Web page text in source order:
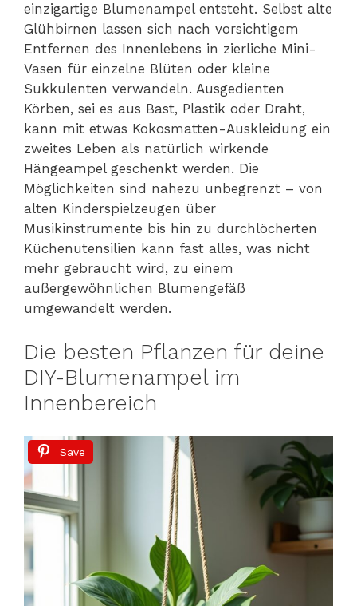
einzigartige Blumenampel entsteht. Selbst alte
Glühbirnen lassen sich nach vorsichtigem
Entfernen des Innenlebens in zierliche Mini-
Vasen für einzelne Blüten oder kleine
Sukkulenten verwandeln. Ausgedienten
Körben, sei es aus Bast, Plastik oder Draht,
kann mit etwas Kokosmatten-Auskleidung ein
zweites Leben als natürlich wirkende
Hängeampel geschenkt werden. Die
Möglichkeiten sind nahezu unbegrenzt – von
alten Kinderspielzeugen über
Musikinstrumente bis hin zu durchlöcherten
Küchenutensilien kann fast alles, was nicht
mehr gebraucht wird, zu einem
außergewöhnlichen Blumengefäß
umgewandelt werden.
Die besten Pflanzen für deine
DIY-Blumenampel im
Innenbereich
Save